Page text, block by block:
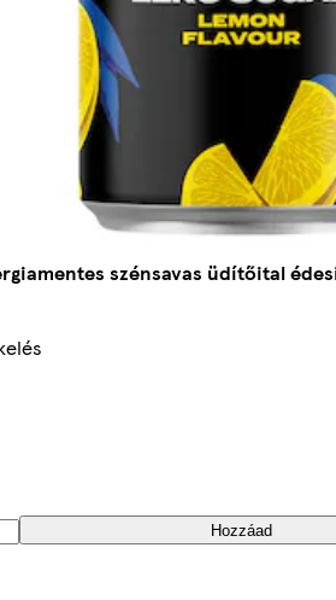
szénsavas üdítőital
Hozzáad